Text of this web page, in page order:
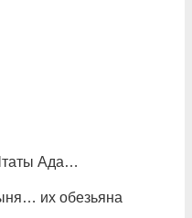
Ада…
их обезьяна